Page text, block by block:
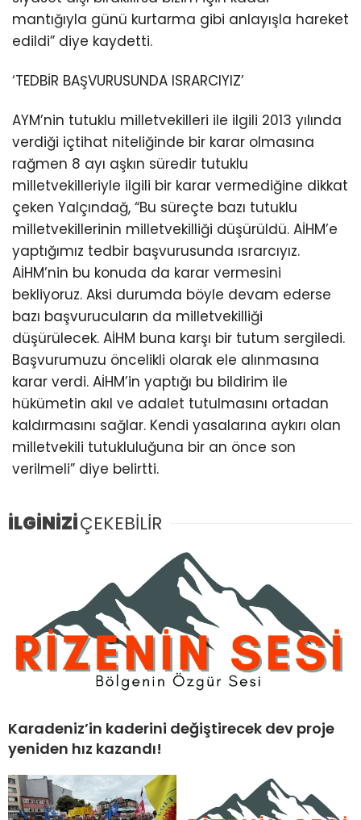
mantığıyla günü kurtarma gibi anlayışla hareket
edildi” diye kaydetti.
‘TEDBİR BAŞVURUSUNDA ISRARCIYIZ’
AYM’nin tutuklu milletvekilleri ile ilgili 2013 yılında
verdiği içtihat niteliğinde bir karar olmasına
rağmen 8 ayı aşkın süredir tutuklu
milletvekilleriyle ilgili bir karar vermediğine dikkat
çeken Yalçındağ, “Bu süreçte bazı tutuklu
milletvekillerinin milletvekilliği düşürüldü. AİHM’e
yaptığımız tedbir başvurusunda ısrarcıyız.
AİHM’nin bu konuda da karar vermesini
bekliyoruz. Aksi durumda böyle devam ederse
bazı başvurucuların da milletvekilliği
düşürülecek. AİHM buna karşı bir tutum sergiledi.
Başvurumuzu öncelikli olarak ele alınmasına
karar verdi. AİHM’in yaptığı bu bildirim ile
hükümetin akıl ve adalet tutulmasını ortadan
kaldırmasını sağlar. Kendi yasalarına aykırı olan
milletvekili tutukluluğuna bir an önce son
verilmeli” diye belirtti.
İLGİNİZİÇEKEBİLİR
Karadeniz’in kaderini değiştirecek dev proje
yeniden hız kazandı!